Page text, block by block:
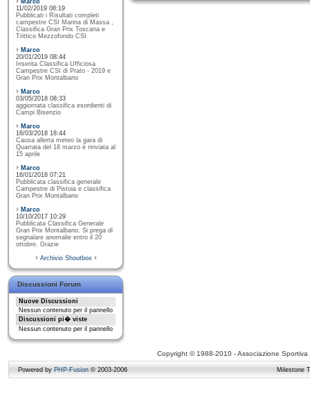
Marco
11/02/2019 08:19
Pubblicati i Risultati completi
campestre CSI Marina di Massa ,
Classifica Gran Prix Toscana e
Trittico Mezzofondo CSI
Marco
20/01/2019 08:44
Inserita Classifica Ufficiosa
Campestre CSI di Prato - 2019 e
Gran Prix Montalbano
Marco
03/05/2018 08:33
aggiornata classifica esordienti di
Campi Bisenzio
Marco
16/03/2018 18:44
Causa allerta meteo la gara di
Quarrata del 18 marzo è rinviata al
15 aprile
Marco
16/01/2018 07:21
Pubblicata classifica generale
Campestre di Pistoia e classifica
Gran Prix Montalbano
Marco
10/10/2017 10:29
Pubblicata Classifica Generale
Gran Prix Montalbano. Si prega di
segnalare anomalie entro il 20
ottobre. Grazie
Archivio Shoutbox
Discussioni Forum
Nuove Discussioni
Nessun contenuto per il pannello
Discussioni pi� viste
Nessun contenuto per il pannello
Copyright © 1988-2010 - Associazione
Powered by PHP-Fusion © 2003-2006 Milestone